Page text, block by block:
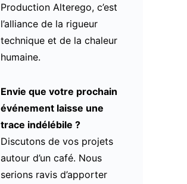
Production Alterego, c’est
l’alliance de la rigueur
technique et de la chaleur
humaine.
Envie que votre prochain
événement laisse une
trace indélébile ?
Discutons de vos projets
autour d’un café. Nous
serions ravis d’apporter